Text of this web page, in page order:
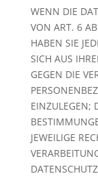
WENN DIE
VON ART. 6
HABEN SIE
SICH AUS
GEGEN DIE
EINZULEGEN;
JEWEILIGE